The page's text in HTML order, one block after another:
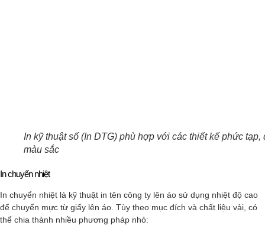
In kỹ thuật số (In DTG) phù hợp với các thiết kế phức tạp,
màu sắc
In chuyển nhiệt
In chuyển nhiệt là kỹ thuật in tên công ty lên áo sử dụng nhiệt độ cao
để chuyển mực từ giấy lên áo. Tùy theo mục đích và chất liệu vải, có
thể chia thành nhiều phương pháp nhỏ: